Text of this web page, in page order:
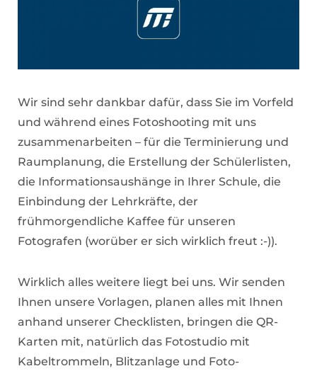
Wir sind sehr dankbar dafür, dass Sie im Vorfeld
und während eines Fotoshooting mit uns
zusammenarbeiten – für die Terminierung und
Raumplanung, die Erstellung der Schülerlisten,
die Informationsaushänge in Ihrer Schule, die
Einbindung der Lehrkräfte, der
frühmorgendliche Kaffee für unseren
Fotografen (worüber er sich wirklich freut :-)).
Wirklich alles weitere liegt bei uns. Wir senden
Ihnen unsere Vorlagen, planen alles mit Ihnen
anhand unserer Checklisten, bringen die QR-
Karten mit, natürlich das Fotostudio mit
Kabeltrommeln, Blitzanlage und Foto-